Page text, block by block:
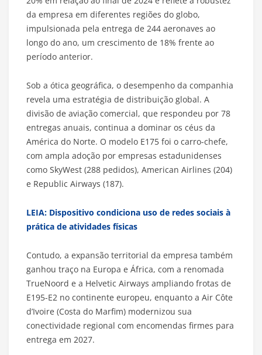
da empresa em diferentes regiões do globo,
impulsionada pela entrega de 244 aeronaves ao
longo do ano, um crescimento de 18% frente ao
período anterior.
Sob a ótica geográfica, o desempenho da companhia
revela uma estratégia de distribuição global. A
divisão de aviação comercial, que respondeu por 78
entregas anuais, continua a dominar os céus da
América do Norte. O modelo E175 foi o carro-chefe,
com ampla adoção por empresas estadunidenses
como SkyWest (288 pedidos), American Airlines (204)
e Republic Airways (187).
LEIA: Dispositivo condiciona uso de redes sociais à
prática de atividades físicas
Contudo, a expansão territorial da empresa também
ganhou traço na Europa e África, com a renomada
TrueNoord e a Helvetic Airways ampliando frotas de
E195-E2 no continente europeu, enquanto a Air Côte
d’Ivoire (Costa do Marfim) modernizou sua
conectividade regional com encomendas firmes para
entrega em 2027.